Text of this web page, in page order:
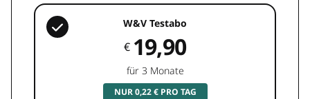
W&V Testabo
€ 19,90
für 3 Monate
NUR 0,22 € PRO TAG